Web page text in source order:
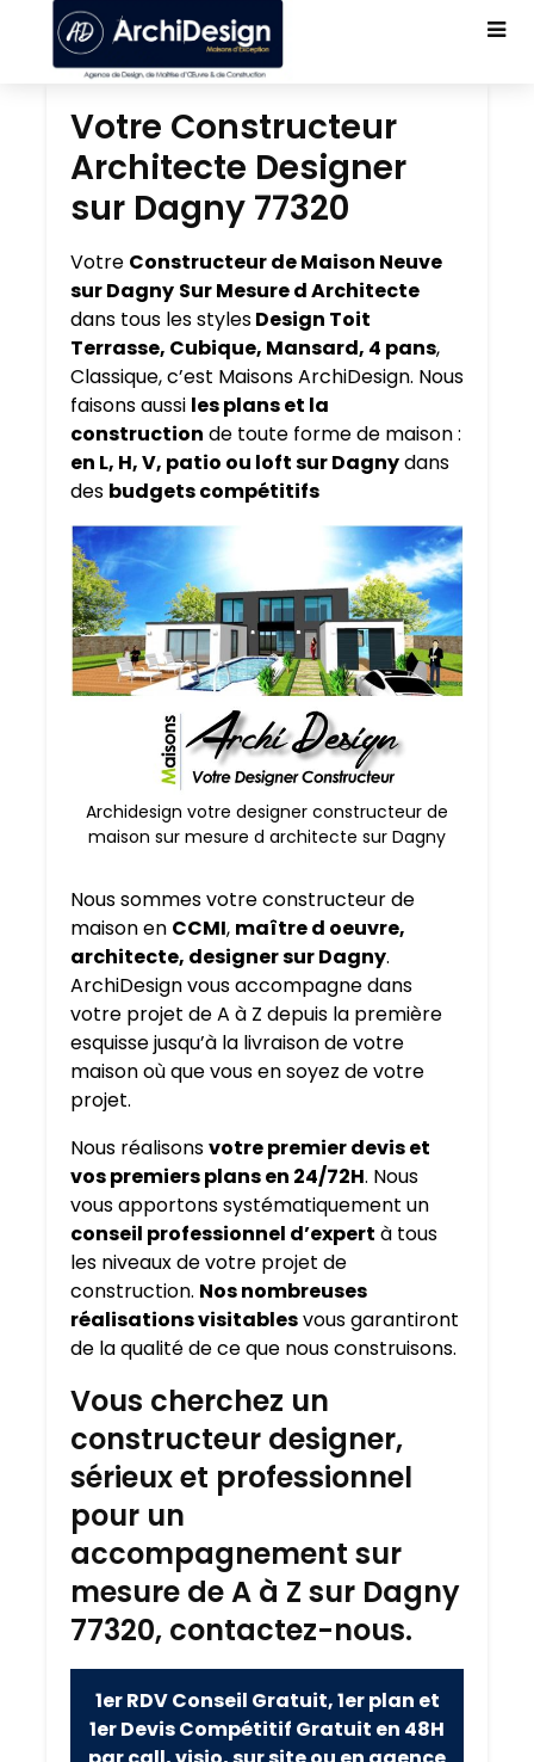
Votre Constructeur
Architecte Designer
sur Dagny 77320
Votre Constructeur de Maison Neuve
sur Dagny Sur Mesure d Architecte
dans tous les stylesDesign Toit
Terrasse, Cubique, Mansard, 4 pans,
Classique, c’est Maisons ArchiDesign. Nous
faisons aussi les plans et la
construction de toute forme de maison :
en L, H, V, patio ou loft sur Dagnydans
des budgets compétitifs
Archidesign votre designer constructeur de
maison sur mesure d architecte sur Dagny
Nous sommes votre constructeur de
maison en CCMI, maître d oeuvre,
architecte, designer sur Dagny.
ArchiDesign vous accompagne dans
votre projet de A à Z depuis la première
esquisse jusqu’à la livraison de votre
maison où que vous en soyez de votre
projet.
Nous réalisonsvotre premier devis et
vos premiers plans en 24/72H. Nous
vous apportons systématiquement un
conseil professionnel d’expert à tous
les niveaux de votre projet de
construction. Nos nombreuses
réalisations visitablesvous garantiront
de la qualité de ce que nous construisons.
Vous cherchez un
constructeur designer,
sérieux et professionnel
pour un
accompagnement sur
mesure de A à Z sur Dagny
77320, contactez-nous.
1er RDV Conseil Gratuit, 1er plan et
1er Devis Compétitif Gratuit en 48H